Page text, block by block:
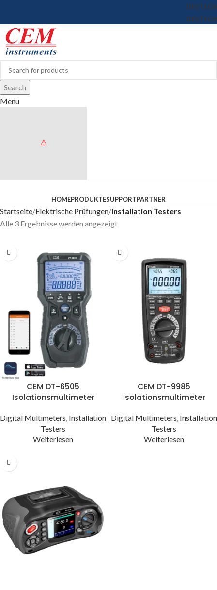
DEUTSCH
DEUTSCH
Search
Menu
HOMEPRODUKTESUPPORTPARTNER
Startseite Elektrische Prüfungen Installation Testers
Alle 3 Ergebnisse werden angezeigt
CEM DT-6505
Isolationsmultimeter
Digital Multimeters Installation
Testers
Weiterlesen
CEM DT-9985
Isolationsmultimeter
Digital Multimeters Installation
Testers
Weiterlesen